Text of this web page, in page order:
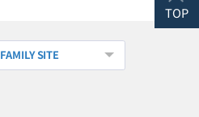
FAMILY SITE
TOP